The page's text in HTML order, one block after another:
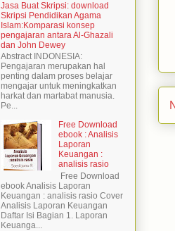
Jasa Buat Skripsi: download
Skripsi Pendidikan Agama
Islam:Komparasi konsep
pengajaran antara Al-Ghazali
dan John Dewey
Abstract INDONESIA:
Pengajaran merupakan hal
penting dalam proses belajar
mengajar untuk meningkatkan
harkat dan martabat manusia.
Pe...
Free Download
ebook : Analisis
Laporan
Keuangan :
analisis rasio
Free Download
ebook Analisis Laporan
Keuangan : analisis rasio Cover
Analisis Laporan Keuangan
Daftar Isi Bagian 1. Laporan
Keuanga...